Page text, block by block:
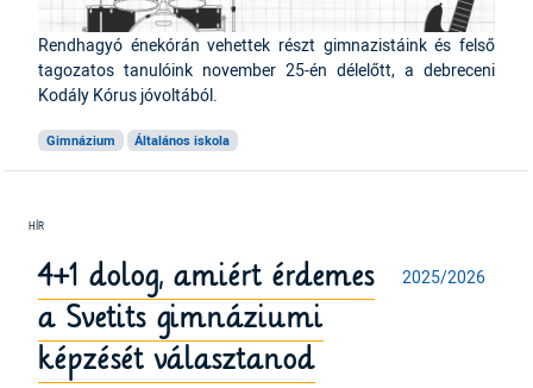
Rendhagyó énekórán vehettek részt gimnazistáink és felső
tagozatos tanulóink november 25-én délelőtt, a debreceni
Kodály Kórus jóvoltából.
Gimnázium Általános iskola
2025/2026
4+1 dolog, amiért érdemes
a Svetits gimnáziumi
képzését választanod